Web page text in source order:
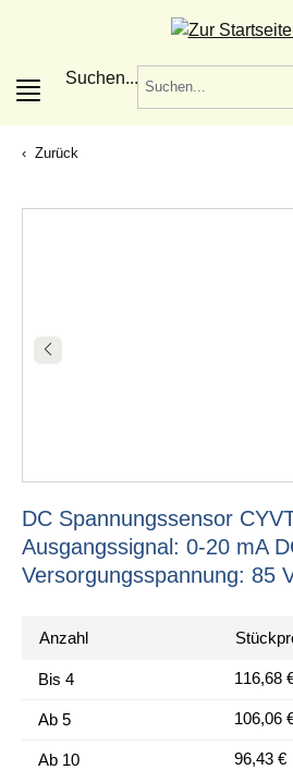
Suchen...
Zurück
DC Spannungssensor
Ausgangssignal: 0-20 mA
Versorgungsspannung: 85
Anzahl
Bis 4 116,68
Ab 5 106,06
Ab 10 96,43 €